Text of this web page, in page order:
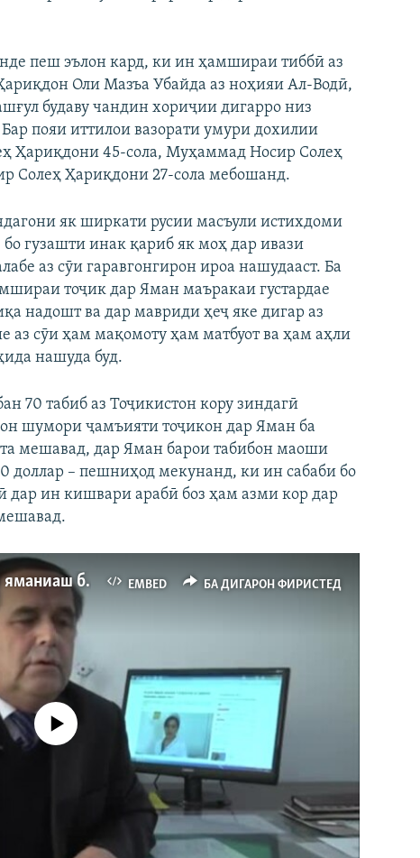
пеш эълон кард, ки ин ҳамшираи тиббӣ аз
Оли Мазъа Убайда аз ноҳияи Ал-Водӣ,
будаву чандин хориҷии дигарро низ
пояи иттилои вазорати умури дохилии
Ҳариқдони 45-сола, Муҳаммад Носир Солеҳ
Солеҳ Ҳариқдони 27-сола мебошанд.
як ширкати русии масъули истихдоми
гузашти инак қариб як моҳ дар ивази
аз сӯи гаравгонгирон ироа нашудааст. Ба
тоҷик дар Яман маъракаи густардае
надошт ва дар мавриди ҳеҷ яке дигар аз
аз сӯи ҳам мақомоту ҳам матбуот ва ҳам аҳли
нашуда буд.
70 табиб аз Тоҷикистон кору зиндагӣ
шумори ҷамъияти тоҷикон дар Яман ба
мешавад, дар Яман барои табибон маоши
доллар – пешниҳод мекунанд, ки ин сабаби бо
дар ин кишвари арабӣ боз ҳам азми кор дар
EMBED БА ДИГАРОН ФИРИСТЕД
Шарҳи паёми Аслов ба ҳамтои яманиаш барои раҳоии Гулрухсор
кор намекунад